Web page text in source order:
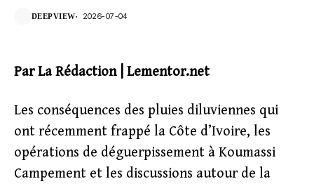
DEEPVIEW 2026-07-04
Par La Rédaction | Lementor.net
Les conséquences des pluies diluviennes qui
ont récemment frappé la Côte d’Ivoire, les
opérations de déguerpissement à Koumassi
Campement et les discussions autour de la